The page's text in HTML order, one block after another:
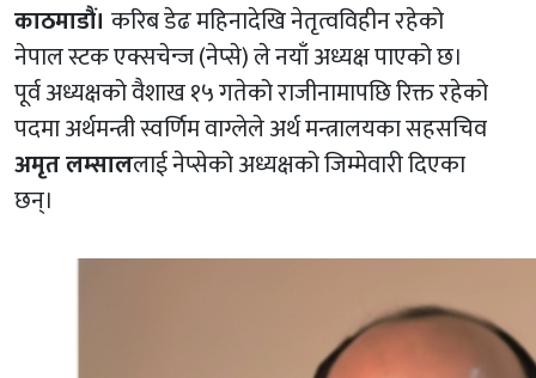
काठमाडौं। करिब डेढ महिनादेखि नेतृत्वविहीन रहेको
नेपाल स्टक एक्सचेन्ज (नेप्से) ले नयाँ अध्यक्ष पाएको छ।
पूर्व अध्यक्षको वैशाख १५ गतेको राजीनामापछि रिक्त रहेको
पदमा अर्थमन्त्री स्वर्णिम वाग्लेले अर्थ मन्त्रालयका सहसचिव
अमृत लम्साललाई नेप्सेको अध्यक्षको जिम्मेवारी दिएका
छन्।